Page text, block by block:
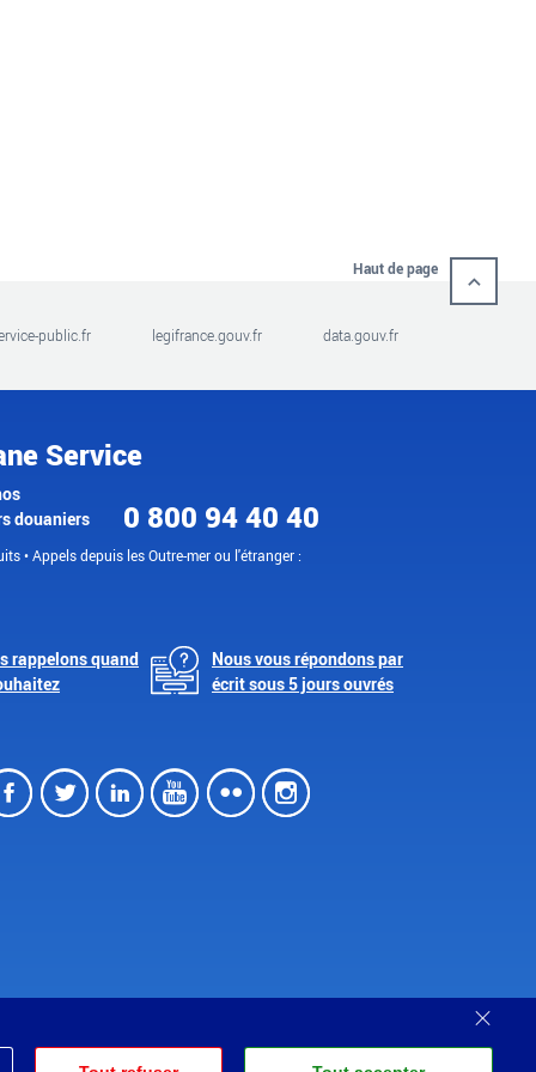
Haut de page
public.fr legifrance.gouv.fr data.gouv.fr
Service
douaniers
0 800 94 40 40
• Appels depuis les Outre-mer ou l'étranger :
rappelons quand
Nous vous répondons par
écrit sous 5 jours ouvrés
Twitter
LinkedIn
Youtube
FlickrInstagram